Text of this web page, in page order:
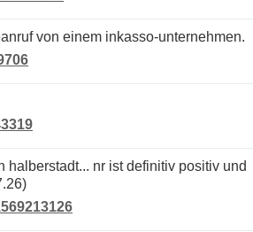
von einem inkasso-unternehmen.